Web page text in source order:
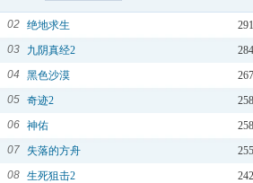
02 绝地求生
03
九阴真经2
04
黑色沙漠
05 奇迹2
06 神佑
07
失落的方舟
08 生死狙击2